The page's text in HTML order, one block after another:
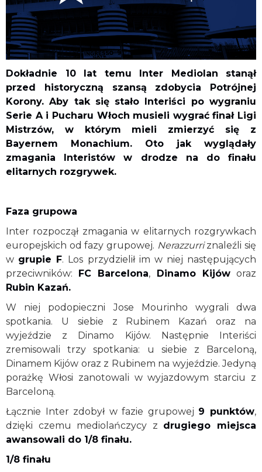
Dokładnie 10 lat temu Inter Mediolan stanął
przed historyczną szansą zdobycia Potrójnej
Korony. Aby tak się stało Interiści po wygraniu
Serie A i Pucharu Włoch musieli wygrać finał Ligi
Mistrzów, w którym mieli zmierzyć się z
Bayernem Monachium. Oto jak wyglądały
zmagania Interistów w drodze na do finału
elitarnych rozgrywek.
Faza grupowa
Inter rozpoczął zmagania w elitarnych rozgrywkach
europejskich od fazy grupowej. Nerazzurriznaleźli się
w grupie F. Los przydzielił im w niej następujących
przeciwników: FC Barcelona, Dinamo Kijóworaz
Rubin Kazań.
W niej podopieczni Jose Mourinho wygrali dwa
spotkania. U siebie z Rubinem Kazań oraz na
wyjeździe z Dinamo Kijów. Następnie Interiści
zremisowali trzy spotkania: u siebie z Barceloną,
Dinamem Kijów oraz z Rubinem na wyjeździe. Jedyną
porażkę Włosi zanotowali w wyjazdowym starciu z
Barceloną.
Łącznie Inter zdobył w fazie grupowej 9 punktów,
dzięki czemu mediolańczycy z drugiego miejsca
awansowali do 1/8 finału.
1/8 finału